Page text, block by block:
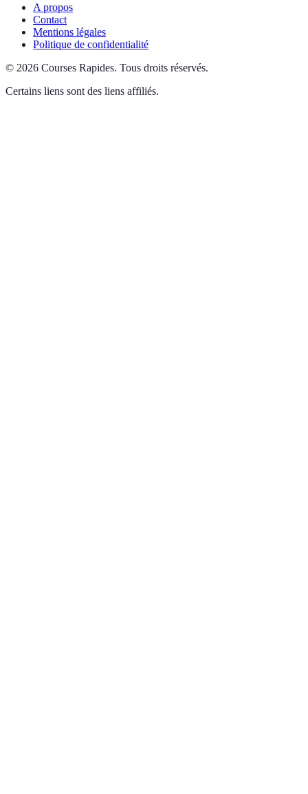
A propos
Contact
Mentions légales
Politique de confidentialité
© 2026 Courses Rapides. Tous droits réservés.
Certains liens sont des liens affiliés.